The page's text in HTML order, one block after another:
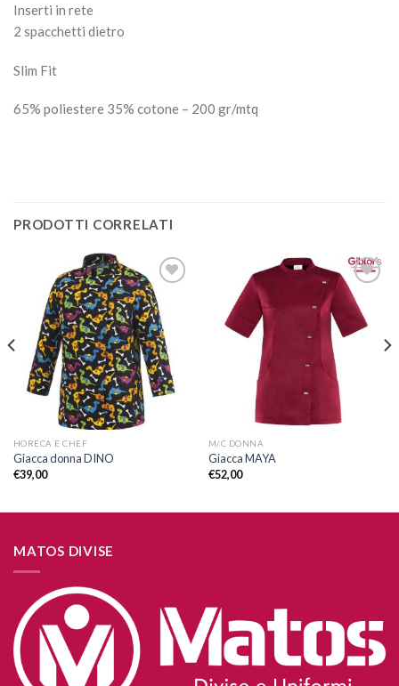
Inserti in rete
2 spacchetti dietro
Slim Fit
65% poliestere 35% cotone – 200 gr/mtq
PRODOTTI CORRELATI
Aggiungi
alla lista
dei
desideri
HORECA E CHEF
Giacca donna DINO
€39,00
Aggiungi
alla lista
dei
desideri
M/C DONNA
Giacca MAYA
€52,00
MATOS DIVISE